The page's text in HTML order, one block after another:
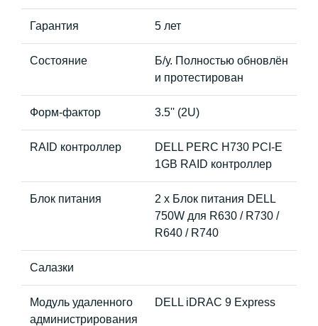
Гарантия 5 лет
Состояние
Б/у. Полностью обновлён
и протестирован
Форм-фактор 3.5'' (2U)
RAID контроллер
DELL PERC H730 PCI-E
1GB RAID контроллер
Блок питания
2 x Блок питания DELL
750W для R630 / R730 /
R640 / R740
Салазки
Модуль удаленного
администрирования
DELL iDRAC 9 Express